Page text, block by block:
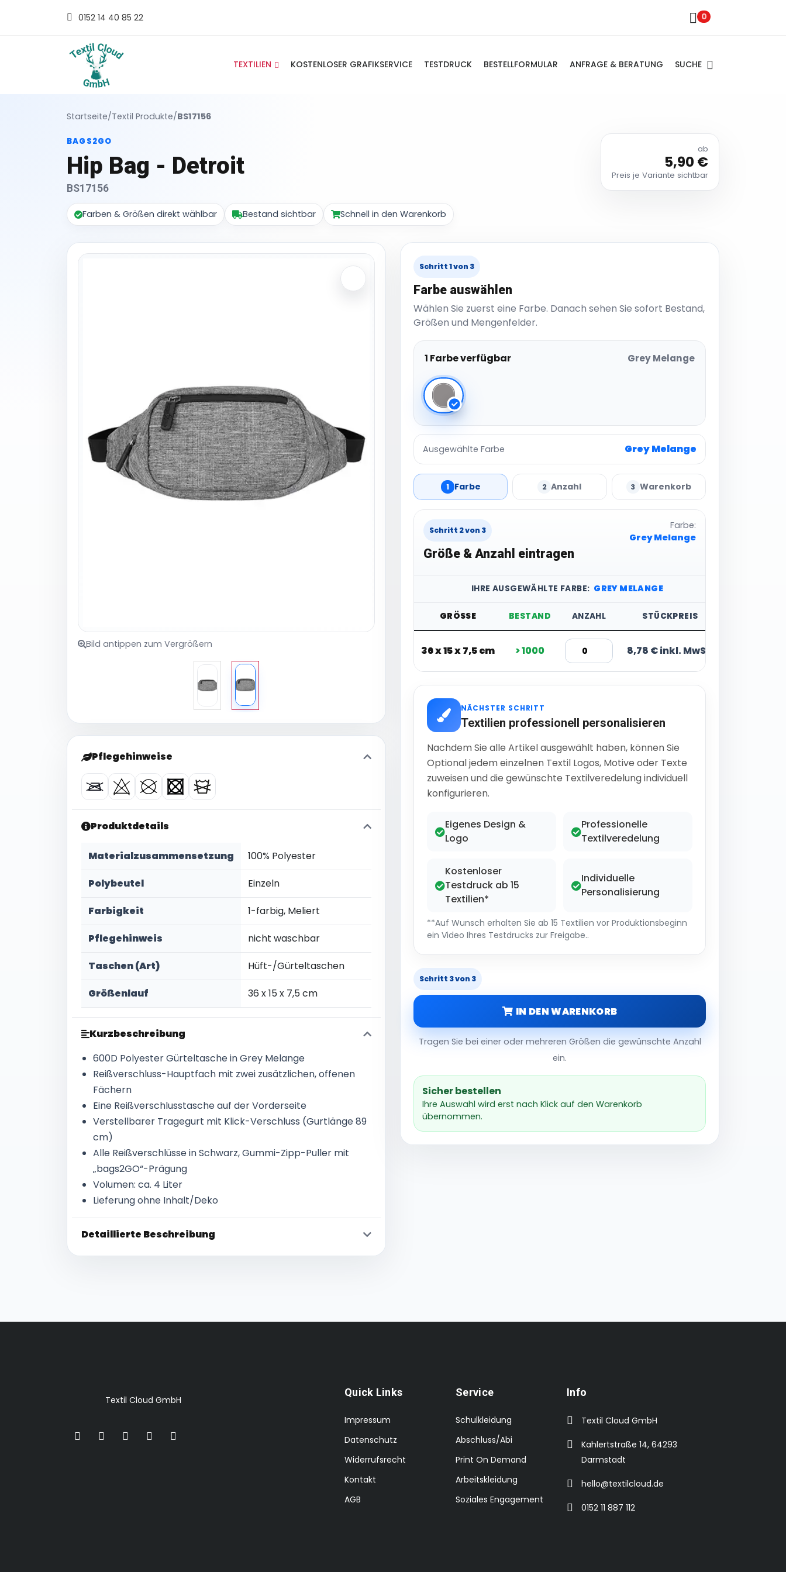
0152 14 40 85 22 0
TEXTILIEN KOSTENLOSER GRAFIKSERVICE TESTDRUCK BESTELLFORMULAR ANFRAGE & BERATUNG SUCHE
Startseite/Textil Produkte/BS17156
BAGS2GO
Hip Bag - Detroit
BS17156
Farben & Größen direkt wählbar Bestand sichtbar Schnell in den Warenkorb
ab
5,90 €
Preis je Variante sichtbar
Bild antippen zum Vergrößern
Pflegehinweise
Produktdetails
Materialzusammensetzung 100% Polyester
Polybeutel Einzeln
Farbigkeit 1-farbig, Meliert
Pflegehinweis nicht waschbar
Taschen (Art) Hüft-/Gürteltaschen
Größenlauf 36 x 15 x 7,5 cm
Kurzbeschreibung
600D Polyester Gürteltasche in Grey Melange
Reißverschluss-Hauptfach mit zwei zusätzlichen, offenen
Fächern
Eine Reißverschlusstasche auf der Vorderseite
Verstellbarer Tragegurt mit Klick-Verschluss (Gurtlänge 89
cm)
Alle Reißverschlüsse in Schwarz, Gummi-Zipp-Puller mit
„bags2GO“-Prägung
Volumen: ca. 4 Liter
Lieferung ohne Inhalt/Deko
Detaillierte Beschreibung
Schritt 1 von 3
Farbe auswählen
Wählen Sie zuerst eine Farbe. Danach sehen Sie sofort Bestand,
Größen und Mengenfelder.
1 Farbe verfügbar Grey Melange
Grey Melange
Ausgewählte Farbe Grey Melange
1 Farbe 2 Anzahl 3 Warenkorb
Schritt 2 von 3
Größe & Anzahl eintragen
Farbe:
Grey Melange
IHRE AUSGEWÄHLTE FARBE: GREY MELANGE
GRÖSSE BESTAND ANZAHL STÜCKPREIS
36 x 15 x 7,5 cm > 1000 8,78 € inkl. MwSt.
NÄCHSTER SCHRITT
Textilien professionell personalisieren
Nachdem Sie alle Artikel ausgewählt haben, können Sie
Optional jedem einzelnen Textil Logos, Motive oder Texte
zuweisen und die gewünschte Textilveredelung individuell
konfigurieren.
Eigenes Design &
Logo
Professionelle
Textilveredelung
Kostenloser
Testdruck ab 15
Textilien*
Individuelle
Personalisierung
**Auf Wunsch erhalten Sie ab 15 Textilien vor Produktionsbeginn
ein Video Ihres Testdrucks zur Freigabe..
Schritt 3 von 3
IN DEN WARENKORB
Tragen Sie bei einer oder mehreren Größen die gewünschte Anzahl
ein.
Sicher bestellen
Ihre Auswahl wird erst nach Klick auf den Warenkorb
übernommen.
Textil Cloud GmbH
Quick Links
Impressum
Datenschutz
Widerrufsrecht
Kontakt
AGB
Service
Schulkleidung
Abschluss/Abi
Print On Demand
Arbeitskleidung
Soziales Engagement
Info
Textil Cloud GmbH
Kahlertstraße 14, 64293
Darmstadt
hello@textilcloud.de
0152 11 887 112